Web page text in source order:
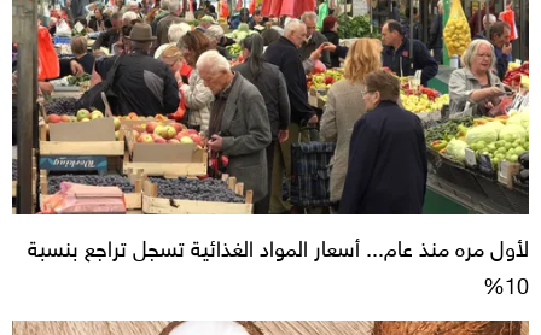
لأول مره منذ عام... أسعار المواد الغذائية تسجل تراجع بنسبة
10%